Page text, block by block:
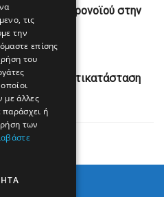
κρούσματα κορονοϊού στην
Post
για την αντικατάσταση
Κυανή Ακτή
τις
την
επίσης
του
με άλλες
παράσχει ή
των